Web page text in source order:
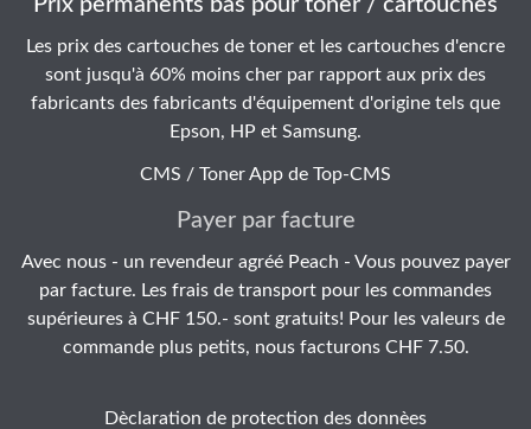
Prix permanents bas pour toner / cartouches
Les prix des cartouches de toner et les cartouches d'encre
sont jusqu'à 60% moins cher par rapport aux prix des
fabricants des fabricants d'équipement d'origine tels que
Epson, HP et Samsung.
CMS / Toner App de Top-CMS
Payer par facture
Avec nous - un revendeur agréé Peach - Vous pouvez payer
par facture. Les frais de transport pour les commandes
supérieures à CHF 150.- sont gratuits! Pour les valeurs de
commande plus petits, nous facturons CHF 7.50.
Dèclaration de protection des donnèes